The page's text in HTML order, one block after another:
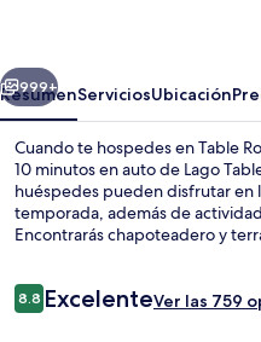
Indian
Point
Siguiente
999+
ResumenServiciosUbicación
Cuando te hospedes en Table
10 minutos en auto de Lago
huéspedes pueden disfrutar en
temporada, además de
Encontrarás chapoteadero y
calificados por otros visitantes.
Opiniones
8.88.8 de 10,
ExcelenteVer las 759